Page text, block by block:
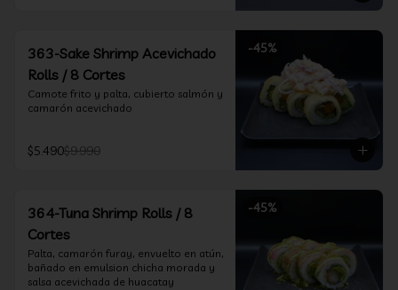
-45%
363-Sake Shrimp Acevichado
Rolls / 8 Cortes
Camote frito y palta, cubierto salmón y
camarón acevichado
$5.490$9.990
-45%
364-Tuna Shrimp Rolls / 8
Cortes
Palta, camarón furay, envuelto en atún,
bañado en emulsion chicha morada y
salsa acevichada de huacatay